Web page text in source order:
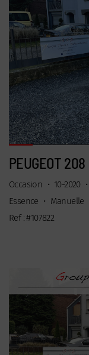
PEUGEOT 208
Occasion • 10-2020 •
Essence • Manuelle
Ref : #107822